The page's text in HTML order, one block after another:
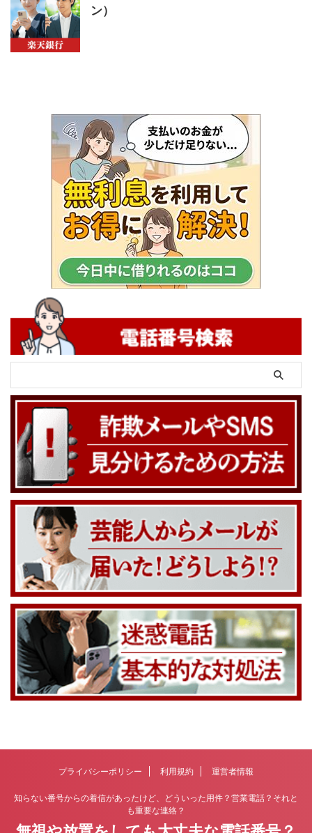
ン）
プライバシーポリシー 利用規約 運営者情報
知らない番号からの着信があったけど、どういった用件？営業電話？それと
も重要な連絡？